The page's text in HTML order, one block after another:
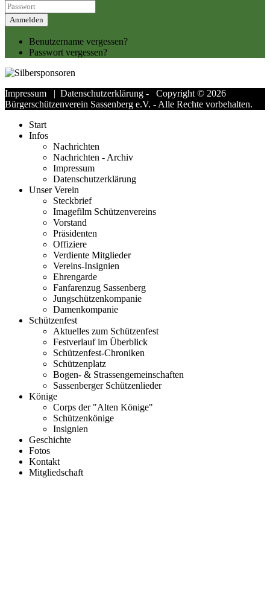
Anmelden
Benutzername vergessen?
Passwort vergessen?
Impressum | Datenschutzerklärung - Copyright © 2026
Bürgerschützenverein Sassenberg e.V. - Alle Rechte vorbehalten.
Start
Infos
Nachrichten
Nachrichten - Archiv
Impressum
Datenschutzerklärung
Unser Verein
Steckbrief
Imagefilm Schützenvereins
Vorstand
Präsidenten
Offiziere
Verdiente Mitglieder
Vereins-Insignien
Ehrengarde
Fanfarenzug Sassenberg
Jungschützenkompanie
Damenkompanie
Schützenfest
Aktuelles zum Schützenfest
Festverlauf im Überblick
Schützenfest-Chroniken
Schützenplatz
Bogen- & Strassengemeinschaften
Sassenberger Schützenlieder
Könige
Corps der "Alten Könige"
Schützenkönige
Insignien
Geschichte
Fotos
Kontakt
Mitgliedschaft